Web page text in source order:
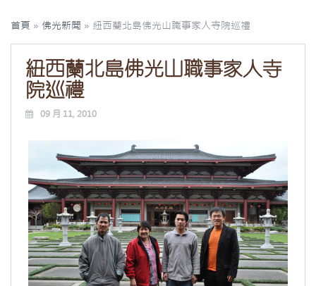
首頁 » 佛光新聞 » 紐西蘭北島佛光山職事家人寺院巡禮
紐西蘭北島佛光山職事家人寺
院巡禮
09 月 11, 2010